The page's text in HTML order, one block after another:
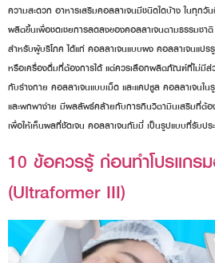
ความสะดวก อาหารเสริมคอลลาเจนมีชนิดใดบ้าง ในทุ
ผลิตขึ้นเพื่อชดเชยการลดลงของคอลลาเจนตามธรรมชา
สำหรับผู้บริโภค ได้แก่ คอลลาเจนแบบผง คอลลาเจนแป
หรือเครื่องดื่มที่ต้องการได้ แต่ควรเลือกผลิตภัณฑ์ที่ไม่มีส่
กับร่างกาย คอลลาเจนแบบเม็ด และแคปซูล คอลลาเจนใ
และพกพาง่าย มีผลลัพธ์คล้ายกับการกินวิตามินเสริมที่ต้อ
เพื่อให้เห็นผลที่ชัดเจน คอลลาเจนกัมมี่ เป็นรูปแบบที่รับป
10 ข้อควรรู้ ก่อนทำโปรแก
(Ultraformer III)